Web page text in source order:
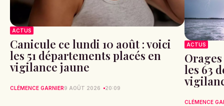
ACTUS
Canicule ce lundi 10 août : voici
les 51 départements placés en
vigilance jaune
CLÉMENCE GARNIER9 AOÛT 2026 20:09
ACTUS
les 63
CLÉMENCE